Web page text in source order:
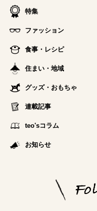
特集
ファッション
食事・レシピ
住まい・地域
グッズ・おもちゃ
連載記事
teo'sコラム
お知らせ